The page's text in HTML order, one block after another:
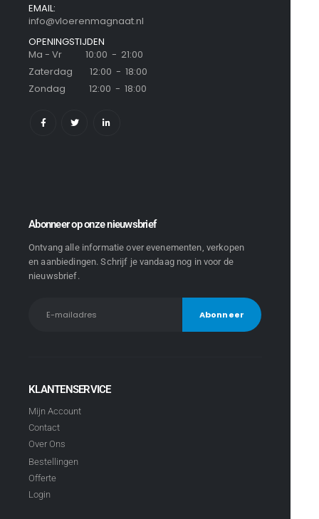
EMAIL:
info@vloerenmagnaat.nl
OPENINGSTIJDEN
Ma - Vr 10:00 - 21:00
Zaterdag 12:00 - 18:00
Zondag 12:00 - 18:00
Abonneer op onze nieuwsbrief
Ontvang alle informatie over evenementen, verkopen
en aanbiedingen. Schrijf je vandaag nog in voor de
nieuwsbrief.
KLANTENSERVICE
Mijn Account
Contact
Over Ons
Bestellingen
Offerte
Login